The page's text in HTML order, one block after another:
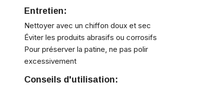
Entretien:
Nettoyer avec un chiffon doux et sec
Éviter les produits abrasifs ou corrosifs
Pour préserver la patine, ne pas polir
excessivement
Conseils d'utilisation: